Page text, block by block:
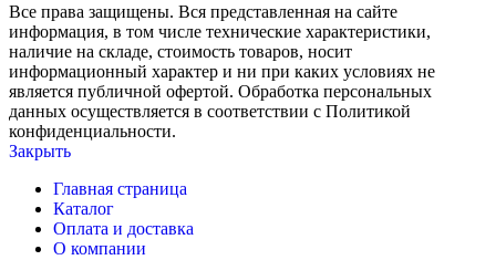
Все права защищены. Вся представленная на сайте
информация, в том числе технические характеристики,
наличие на складе, стоимость товаров, носит
информационный характер и ни при каких условиях не
является публичной офертой. Обработка персональных
данных осуществляется в соответствии с Политикой
конфиденциальности.
Закрыть
Главная страница
Каталог
Оплата и доставка
О компании